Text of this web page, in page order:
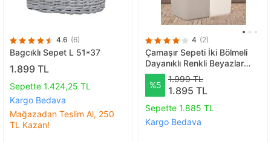
4.6 (6)
Bagcıklı Sepet L 51*37
1.899 TL
Sepette 1.424,25 TL
Kargo Bedava
Mağazadan Teslim Al, 250
TL Kazan!
4 (2)
Çamaşır Sepeti İki Bölmeli
Dayanıklı Renkli Beyazlar
Sepeti Gri Krem 80 Lt
%5
1.999 TL
1.895 TL
Sepette 1.885 TL
Kargo Bedava